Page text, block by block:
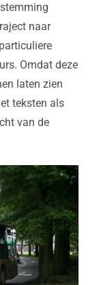
naar
Omdat deze
laten zien
teksten als
van de